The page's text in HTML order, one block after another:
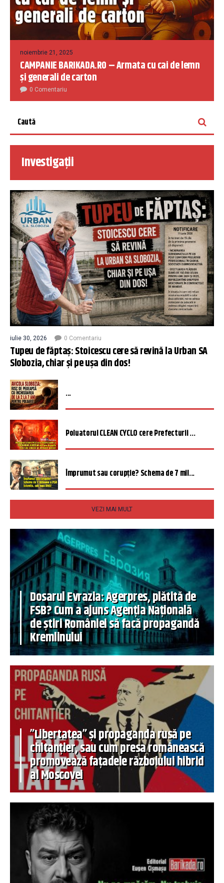
noiembrie 21, 2025
CAMPANIE BARIKADA.RO – Armata cu cai de lemn
și generali de carton
0 Comentariu
Investigații
iulie 30, 2026 0 Comentariu
Tupeu de făptaș: Stoicescu cere să revină la Urban SA
Slobozia, chiar și pe ușa din dos!
...
Poluatorul CLEAN CYCLO cere Prefecturii ...
Împrumut sau corupție? Schema de 7 mil...
VEZI MAI MULT
Dosarul Evrazia: Agerpres, plătită de
FSB? Cum a ajuns Agenția Națională
de știri României să facă propagandă
Kremlinului
”Libertatea” și propaganda rusă pe
chitanțier, sau cum presa românească
promovează fațadele războiului hibrid
al Moscovei